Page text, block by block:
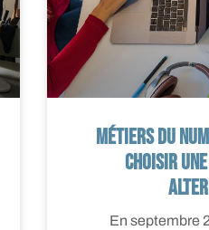
Métiers du
choisir
En septembre